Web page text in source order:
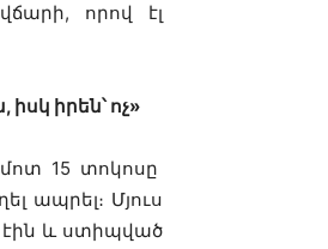
որով էլ
իրեն՝ ոչ»
15 տոկոսը
ապրել։ Մյուս
էին և ստիպված